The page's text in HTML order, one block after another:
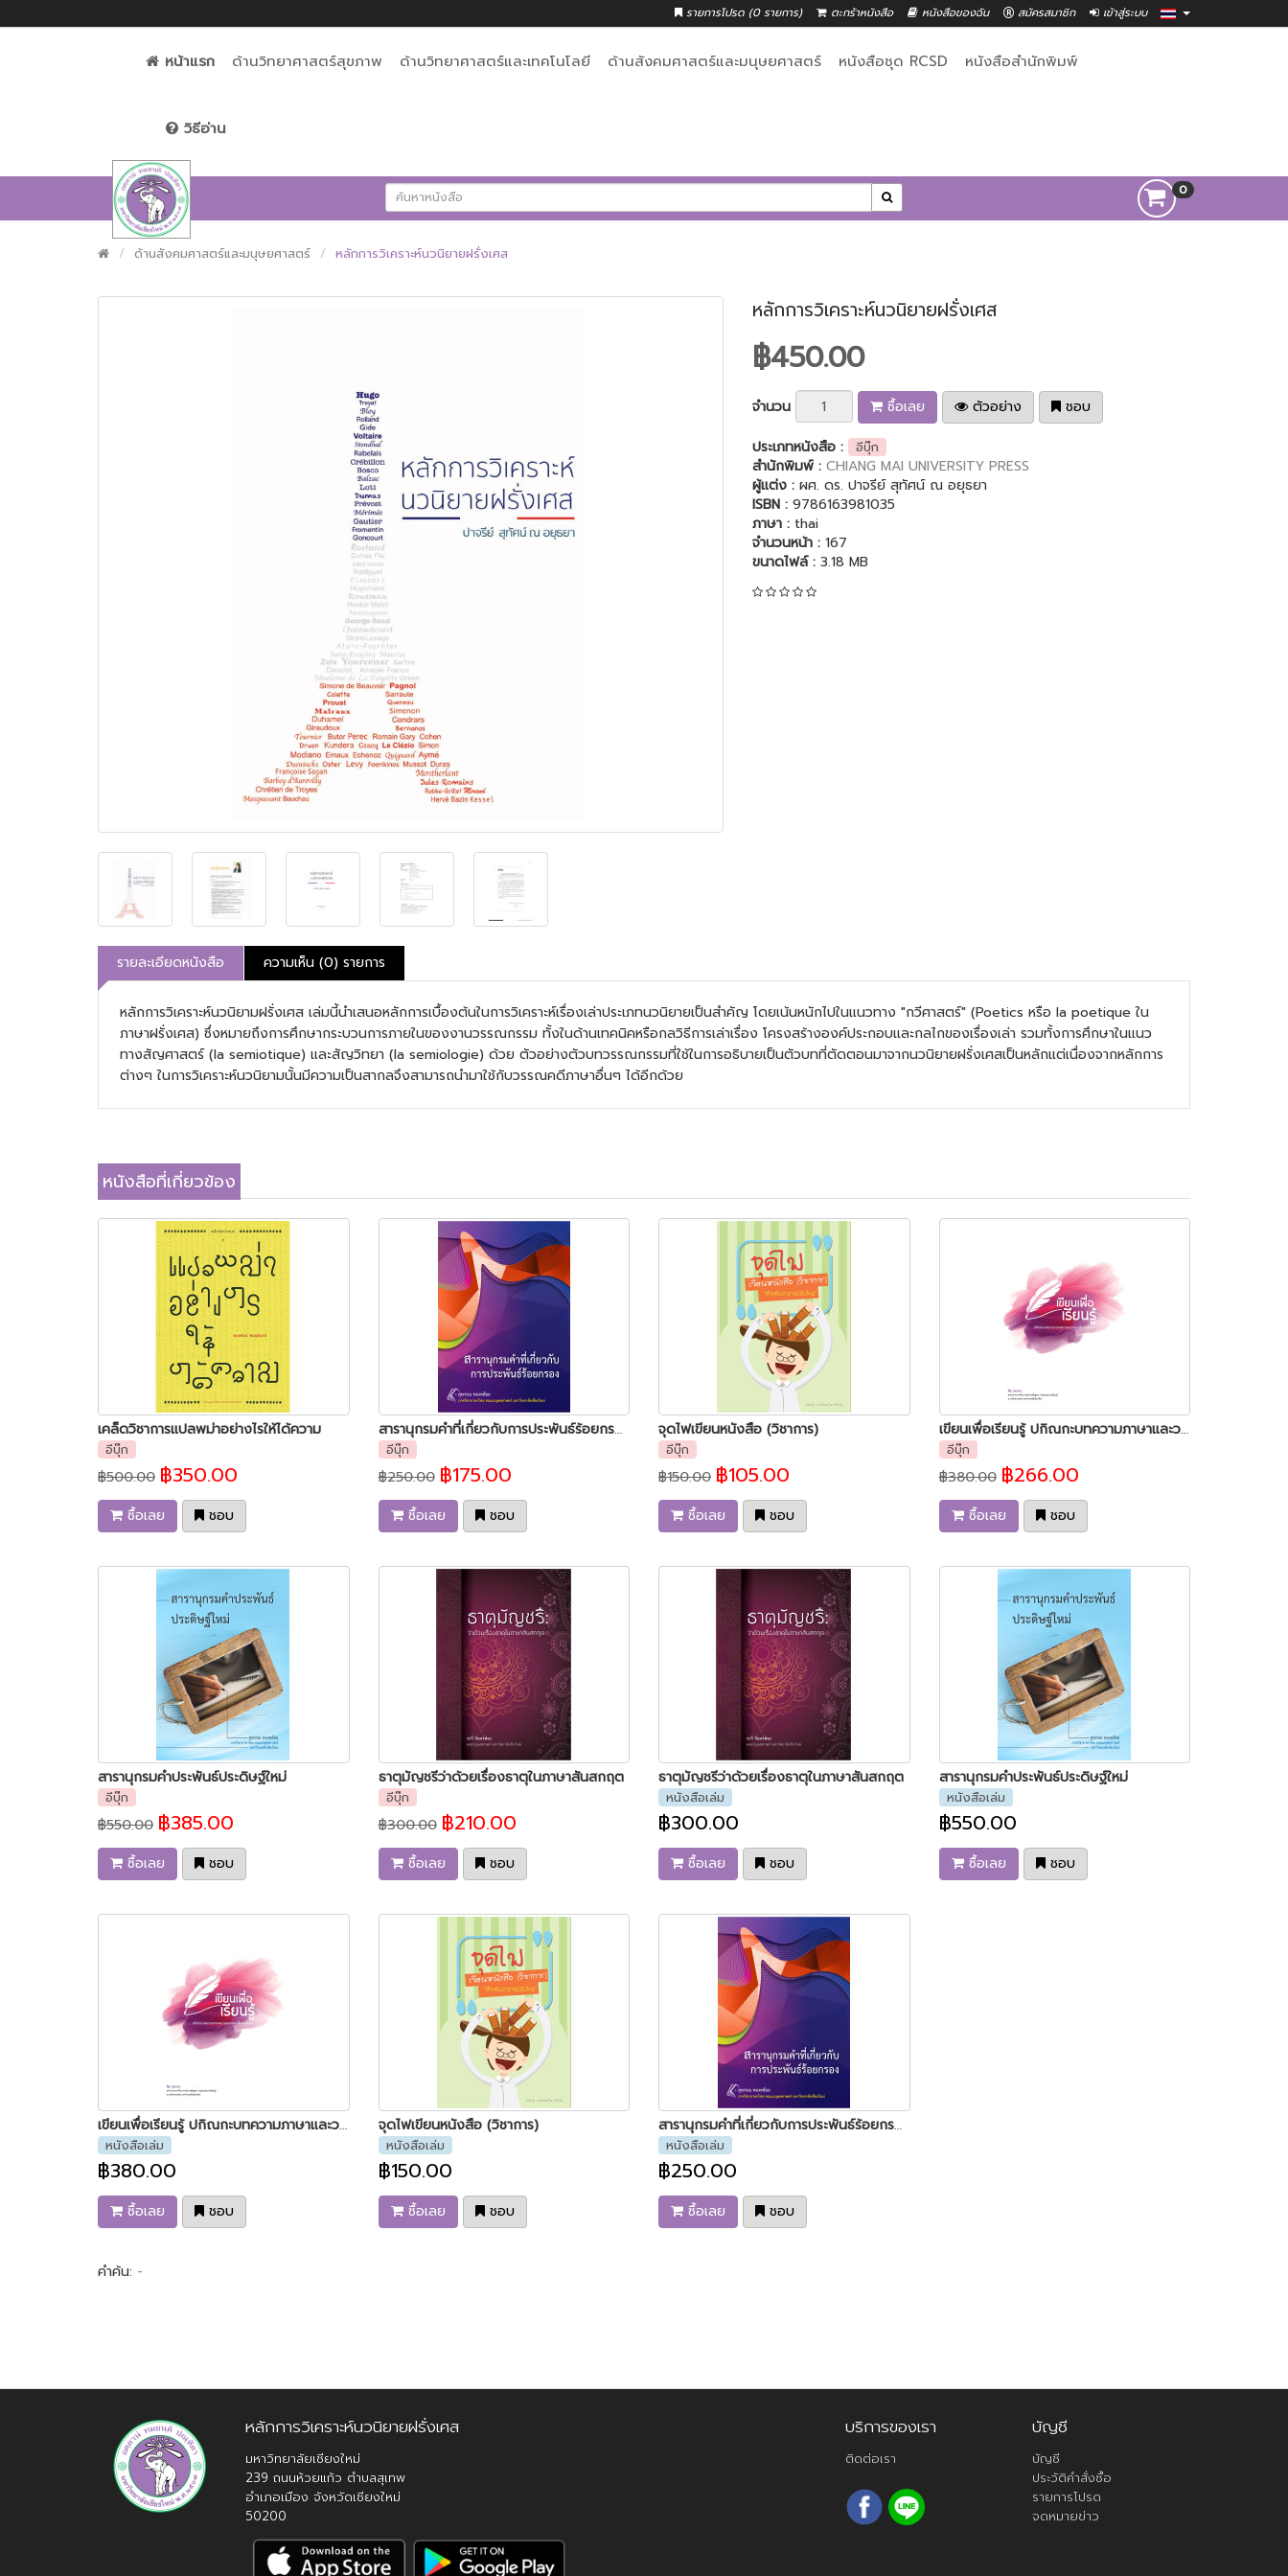
รายการโปรด (0 รายการ) ตะกร้าหนังสือ หนังสือของฉัน สมัครสมาชิก เข้าสู่ระบบ
หน้าแรก ด้านวิทยาศาสตร์สุขภาพ ด้านวิทยาศาสตร์และเทคโนโลยี ด้านสังคมศาสตร์และมนุษยศาสตร์ หนังสือชุด RCSD หนังสือสำนักพิมพ์
วิธีอ่าน
0
ด้านสังคมศาสตร์และมนุษยศาสตร์ หลักการวิเคราะห์นวนิยายฝรั่งเศส
หลักการวิเคราะห์นวนิยายฝรั่งเศส
฿450.00
จำนวน ซื้อเลย ตัวอย่าง
ชอบ
ประเภทหนังสือ :
อีบุ๊ก
สำนักพิมพ์ : CHIANG MAI UNIVERSITY PRESS
ผู้แต่ง : ผศ. ดร. ปาจรีย์ สุทัศน์ ณ อยุธยา
ISBN :9786163981035
ภาษา : thai
จำนวนหน้า : 167
ขนาดไฟล์ : 3.18 MB
รายละเอียดหนังสือ ความเห็น (0) รายการ
หลักการวิเคราะห์นวนิยามฝรั่งเศส เล่มนี้นำเสนอหลักการเบื้องต้นในการวิเคราะห์เรื่องเล่าประเภทนวนิยายเป็นสำคัญ โดยเน้นหนักไปในแนวทาง "กวีศาสตร์" (Poetics หรือ la poetique ใน
ภาษาฝรั่งเศส) ซึ่งหมายถึงการศึกษากระบวนการภายในของงานวรรณกรรม ทั้งในด้านเทคนิคหรือกลวิธีการเล่าเรื่อง โครงสร้างองค์ประกอบและกลไกของเรื่องเล่า รวมทั้งการศึกษาในแนว
ทางสัญศาสตร์ (la semiotique) และสัญวิทยา (la semiologie) ด้วย ตัวอย่างตัวบทวรรณกรรมที่ใช้ในการอธิบายเป็นตัวบทที่ตัดตอนมาจากนวนิยายฝรั่งเศสเป็นหลักแต่เนื่องจากหลักการ
ต่างๆ ในการวิเคราะห์นวนิยามนั้นมีความเป็นสากลจึงสามารถนำมาใช้กับวรรณคดีภาษาอื่นๆ ได้อีกด้วย
หนังสือที่เกี่ยวข้อง
เคล็ดวิชาการแปลพม่าอย่างไรให้ได้ความ
อีบุ๊ก
฿500.00 ฿350.00
ซื้อเลย ชอบ
สารานุกรมคำที่เกี่ยวกับการประพันธ์ร้อยกรอง
อีบุ๊ก
฿250.00 ฿175.00
ซื้อเลย ชอบ
จุดไฟเขียนหนังสือ (วิชาการ)
อีบุ๊ก
฿150.00 ฿105.00
ซื้อเลย ชอบ
เขียนเพื่อเรียนรู้ ปกิณกะบทความภาษาและวรรณกรรมเพื่อการศึกษา
อีบุ๊ก
฿380.00 ฿266.00
ซื้อเลย ชอบ
สารานุกรมคำประพันธ์ประดิษฐ์ใหม่
อีบุ๊ก
฿550.00 ฿385.00
ซื้อเลย ชอบ
ธาตุมัญชรีว่าด้วยเรื่องธาตุในภาษาสันสกฤต
อีบุ๊ก
฿300.00 ฿210.00
ซื้อเลย ชอบ
ธาตุมัญชรีว่าด้วยเรื่องธาตุในภาษาสันสกฤต
หนังสือเล่ม
฿300.00
ซื้อเลย ชอบ
สารานุกรมคำประพันธ์ประดิษฐ์ใหม่
หนังสือเล่ม
฿550.00
ซื้อเลย ชอบ
เขียนเพื่อเรียนรู้ ปกิณกะบทความภาษาและวรรณกรรมเพื่อการศึกษา
หนังสือเล่ม
฿380.00
ซื้อเลย ชอบ
จุดไฟเขียนหนังสือ (วิชาการ)
หนังสือเล่ม
฿150.00
ซื้อเลย ชอบ
สารานุกรมคำที่เกี่ยวกับการประพันธ์ร้อยกรอง
หนังสือเล่ม
฿250.00
ซื้อเลย ชอบ
คำค้น: -
หลักการวิเคราะห์นวนิยายฝรั่งเศส
มหาวิทยาลัยเชียงใหม่
239 ถนนห้วยแก้ว ตำบลสุเทพ
อำเภอเมือง จังหวัดเชียงใหม่
50200
บริการของเรา
ติดต่อเรา
บัญชี
บัญชี
ประวัติคำสั่งซื้อ
รายการโปรด
จดหมายข่าว